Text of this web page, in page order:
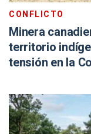
CONFLICTO
Minera
territorio
tensión en la